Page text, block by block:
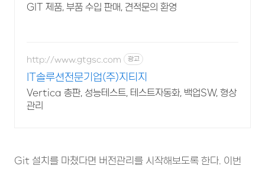
GIT 제품, 부품 수입 판매, 견적문의 환영
http://www.gtgsc.com 광고
IT솔루션전문기업(주)지티지
Vertica 총판, 성능테스트, 테스트자동화, 백업SW, 형상
관리
Git 설치를 마쳤다면 버전관리를 시작해보도록 한다. 이번